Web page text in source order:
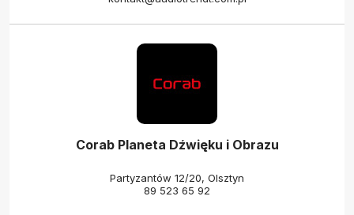
Corab Planeta Dźwięku i Obrazu
Partyzantów 12/20, Olsztyn
89 523 65 92